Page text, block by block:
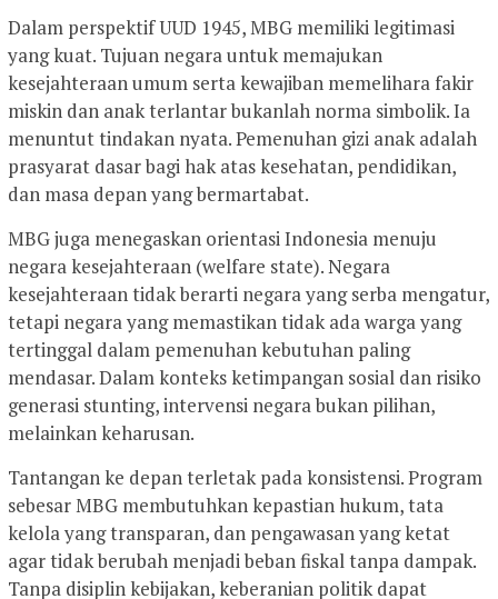
Dalam perspektif UUD 1945, MBG memiliki legitimasi
yang kuat. Tujuan negara untuk memajukan
kesejahteraan umum serta kewajiban memelihara fakir
miskin dan anak terlantar bukanlah norma simbolik. Ia
menuntut tindakan nyata. Pemenuhan gizi anak adalah
prasyarat dasar bagi hak atas kesehatan, pendidikan,
dan masa depan yang bermartabat.
MBG juga menegaskan orientasi Indonesia menuju
negara kesejahteraan (welfare state). Negara
kesejahteraan tidak berarti negara yang serba mengatur,
tetapi negara yang memastikan tidak ada warga yang
tertinggal dalam pemenuhan kebutuhan paling
mendasar. Dalam konteks ketimpangan sosial dan risiko
generasi stunting, intervensi negara bukan pilihan,
melainkan keharusan.
Tantangan ke depan terletak pada konsistensi. Program
sebesar MBG membutuhkan kepastian hukum, tata
kelola yang transparan, dan pengawasan yang ketat
agar tidak berubah menjadi beban fiskal tanpa dampak.
Tanpa disiplin kebijakan, keberanian politik dapat